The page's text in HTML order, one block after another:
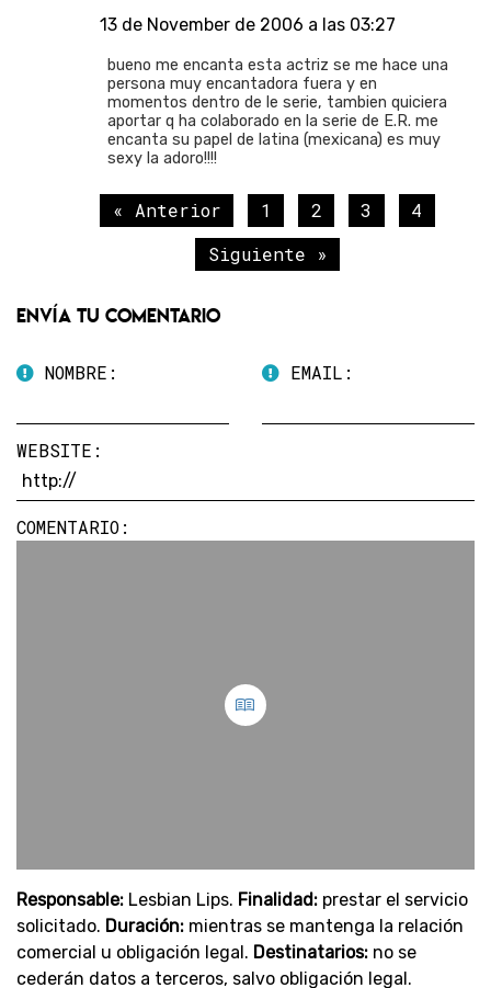
13 de November de 2006 a las 03:27
bueno me encanta esta actriz se me hace una
persona muy encantadora fuera y en
momentos dentro de le serie, tambien quiciera
aportar q ha colaborado en la serie de E.R. me
encanta su papel de latina (mexicana) es muy
sexy la adoro!!!!
« Anterior 1 2 3
4
Siguiente »
Envía tu comentario
NOMBRE: EMAIL:
WEBSITE:
COMENTARIO:
Responsable: Lesbian Lips. Finalidad: prestar el servicio
solicitado. Duración: mientras se mantenga la relación
comercial u obligación legal. Destinatarios: no se
cederán datos a terceros, salvo obligación legal.